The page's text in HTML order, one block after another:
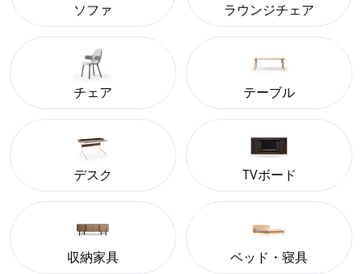
ソファ ラウンジチェア
チェア テーブル
デスク TVボード
収納家具 ベッド・寝具